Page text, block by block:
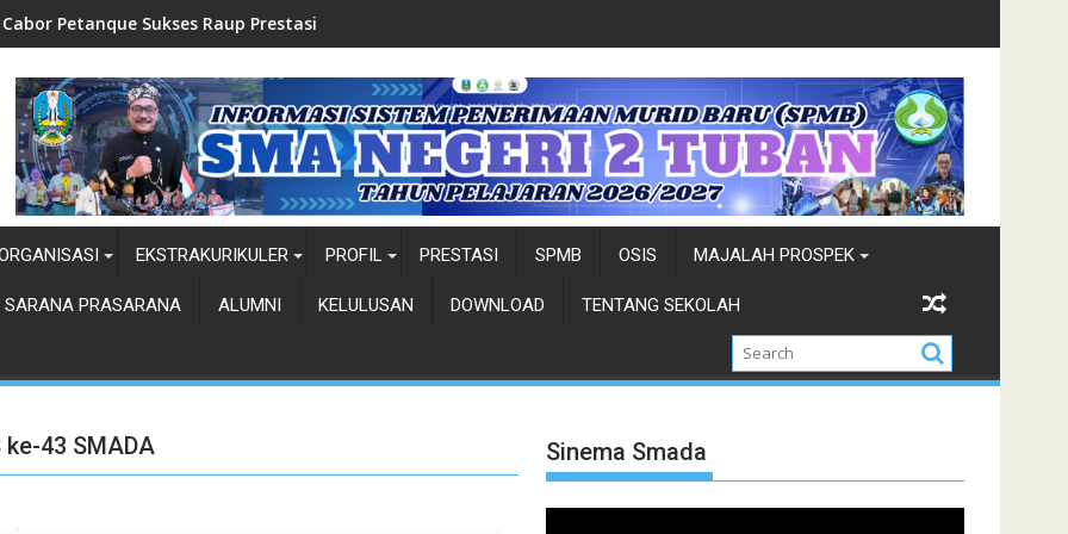
Raup Prestasi Top Five-Pemilihan Duta Wisata-Cung Ndhuk Tuban 2026
EKSTRAKURIKULER PROFIL PRESTASI SPMB OSIS MAJALAH PROSPEK
SARANA PRASARANA ALUMNI KELULUSAN DOWNLOAD TENTANG SEKOLAH
43 SMADA Sinema Smada